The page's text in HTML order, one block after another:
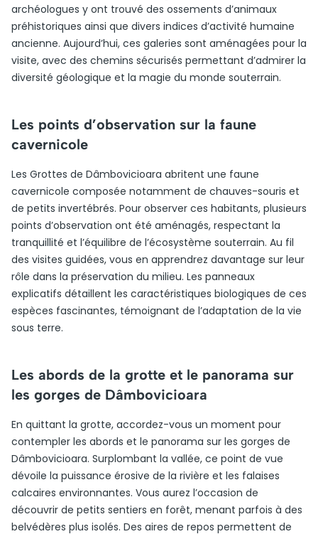
archéologues y ont trouvé des ossements d’animaux
préhistoriques ainsi que divers indices d’activité humaine
ancienne. Aujourd’hui, ces galeries sont aménagées pour la
visite, avec des chemins sécurisés permettant d’admirer la
diversité géologique et la magie du monde souterrain.
Les points d’observation sur la faune
cavernicole
Les Grottes de Dâmbovicioara abritent une faune
cavernicole composée notamment de chauves-souris et
de petits invertébrés. Pour observer ces habitants, plusieurs
points d’observation ont été aménagés, respectant la
tranquillité et l’équilibre de l’écosystème souterrain. Au fil
des visites guidées, vous en apprendrez davantage sur leur
rôle dans la préservation du milieu. Les panneaux
explicatifs détaillent les caractéristiques biologiques de ces
espèces fascinantes, témoignant de l’adaptation de la vie
sous terre.
Les abords de la grotte et le panorama sur
les gorges de Dâmbovicioara
En quittant la grotte, accordez-vous un moment pour
contempler les abords et le panorama sur les gorges de
Dâmbovicioara. Surplombant la vallée, ce point de vue
dévoile la puissance érosive de la rivière et les falaises
calcaires environnantes. Vous aurez l’occasion de
découvrir de petits sentiers en forêt, menant parfois à des
belvédères plus isolés. Des aires de repos permettent de